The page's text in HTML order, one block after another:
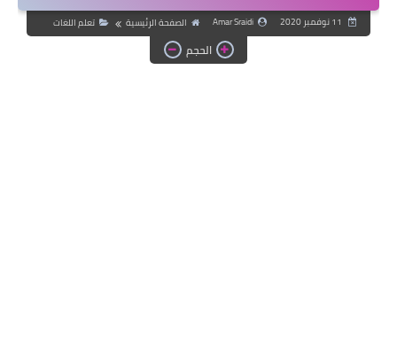
Amar Sraidi الصفحة الرئيسية تعلم اللغات
الحجم